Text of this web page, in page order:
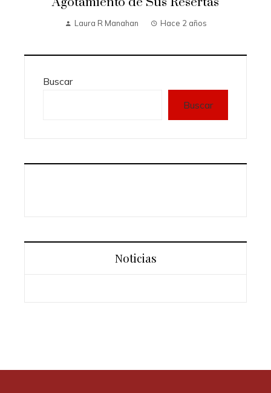
Laura R Manahan Hace 2 años
Buscar
Buscar
Noticias